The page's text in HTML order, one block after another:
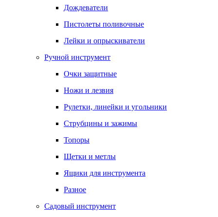
Дождеватели
Пистолеты поливочные
Лейки и опрыскиватели
Ручной инструмент
Очки защитные
Ножи и лезвия
Рулетки, линейки и угольники
Струбцины и зажимы
Топоры
Щетки и метлы
Ящики для инструмента
Разное
Садовый инструмент